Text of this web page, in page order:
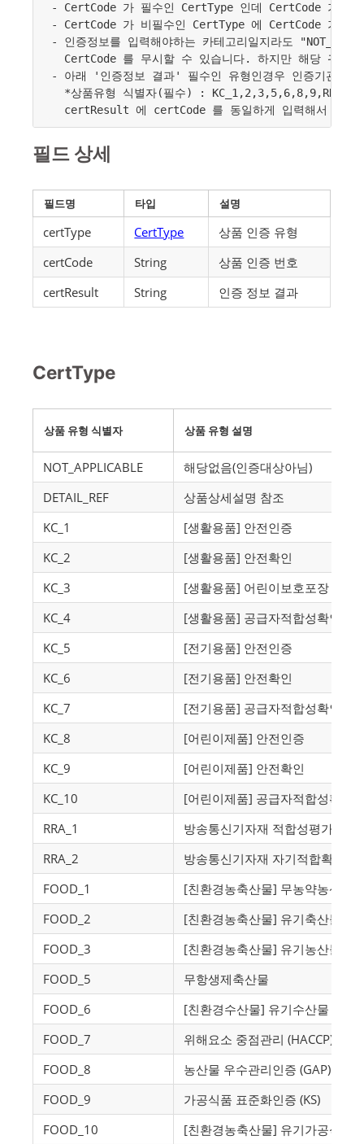
- CertCode 가 필수인 CertType 인데 CertCode 가 미
- CertCode 가 비필수인 CertType 에 CertCode 가 입
- 인증정보를 입력해야하는 카테고리일지라도
CertCode 를 무시할 수 있습니다. 하지만 해당 귀책
- 아래 '인증정보 결과' 필수인 유형인경우 인증기관에서
*상품유형 식별자(필수) : KC_1,2,3,5,6,8,9,RRA_1,
필드 상세
필드명 타입 설명
certType CertType
상품 인증 유형
certCode
String
상품 인증 번호
certResult
String 인증 정보 결과
CertType
상품 유형 식별자 상품 유형 설명
NOT_APPLICABLE
해당없음(인증대상아님)
DETAIL_REF
상품상세설명 참조
KC_1
[생활용품] 안전인증
KC_2
[생활용품] 안전확인
KC_3
[생활용품] 어린이보호포장
KC_4
[생활용품] 공급자적합성확인
KC_5
[전기용품] 안전인증
KC_6
[전기용품] 안전확인
KC_7
[전기용품] 공급자적합성확인
KC_8
[어린이제품] 안전인증
KC_9
[어린이제품] 안전확인
KC_10
[어린이제품] 공급자적합성확인
RRA_1
방송통신기자재 적합성평가
RRA_2
방송통신기자재 자기적합확인
FOOD_1
[친환경농축산물] 무농약농산물
FOOD_2
[친환경농축산물] 유기축산물
FOOD_3
[친환경농축산물] 유기농산물
FOOD_5
무항생제축산물
FOOD_6
[친환경수산물] 유기수산물
FOOD_7
위해요소 중점관리 (HACCP)
FOOD_8
농산물 우수관리인증 (GAP)
FOOD_9
가공식품 표준화인증 (KS)
FOOD_10
[친환경농축산물] 유기가공식품